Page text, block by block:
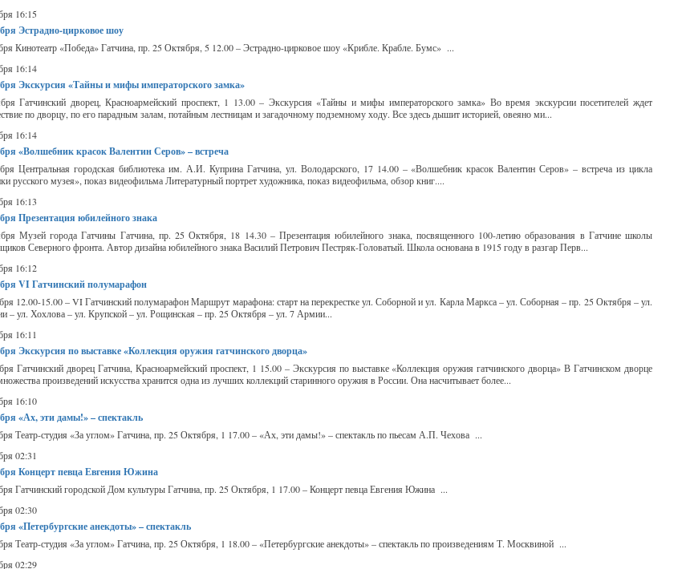
16:15
Эстрадно-цирковое шоу
Кинотеатр «Победа» Гатчина, пр. 25 Октября, 5 12.00 – Эстрадно-цирковое шоу «Крибле. Крабле. Бумс» ...
16:14
Экскурсия «Тайны и мифы императорского замка»
Гатчинский дворец, Красноармейский проспект, 1 13.00 – Экскурсия «Тайны и мифы императорского замка» Во время экскурсии посетителей ждет
по дворцу, по его парадным залам, потайным лестницам и загадочному подземному ходу. Все здесь дышит историей, овеяно ми...
16:14
«Волшебник красок Валентин Серов» – встреча
Центральная городская библиотека им. А.И. Куприна Гатчина, ул. Володарского, 17 14.00 – «Волшебник красок Валентин Серов» – встреча из цикла
русского музея», показ видеофильма Литературный портрет художника, показ видеофильма, обзор книг....
16:13
Презентация юбилейного знака
Музей города Гатчины Гатчина, пр. 25 Октября, 18 14.30 – Презентация юбилейного знака, посвященного 100-летию образования в Гатчине школы
Северного фронта. Автор дизайна юбилейного знака Василий Петрович Пестряк-Головатый. Школа основана в 1915 году в разгар Перв...
16:12
VI Гатчинский полумарафон
12.00-15.00 – VI Гатчинский полумарафон Маршрут марафона: старт на перекрестке ул. Соборной и ул. Карла Маркса – ул. Соборная – пр. 25 Октября – ул.
– ул. Хохлова – ул. Крупской – ул. Рощинская – пр. 25 Октября – ул. 7 Армии...
16:11
Экскурсия по выставке «Коллекция оружия гатчинского дворца»
Гатчинский дворец Гатчина, Красноармейский проспект, 1 15.00 – Экскурсия по выставке «Коллекция оружия гатчинского дворца» В Гатчинском дворце
произведений искусства хранится одна из лучших коллекций старинного оружия в России. Она насчитывает более...
16:10
«Ах, эти дамы!» – спектакль
Театр-студия «За углом» Гатчина, пр. 25 Октября, 1 17.00 – «Ах, эти дамы!» – спектакль по пьесам А.П. Чехова ...
02:31
Концерт певца Евгения Южина
Гатчинский городской Дом культуры Гатчина, пр. 25 Октября, 1 17.00 – Концерт певца Евгения Южина ...
02:30
«Петербургские анекдоты» – спектакль
Театр-студия «За углом» Гатчина, пр. 25 Октября, 1 18.00 – «Петербургские анекдоты» – спектакль по произведениям Т. Москвиной ...
02:29